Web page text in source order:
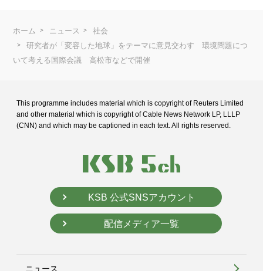
ホーム ニュース
社会
研究者が「変容した地球」をテーマに意見交わす 環境問題につ
いて考える国際会議 高松市などで開催
This programme includes material which is copyright of Reuters Limited
and other material which is copyright of Cable News Network LP, LLLP
(CNN) and which may be captioned in each text. All rights reserved.
KSB 公式SNSアカウント
配信メディア一覧
ニュース